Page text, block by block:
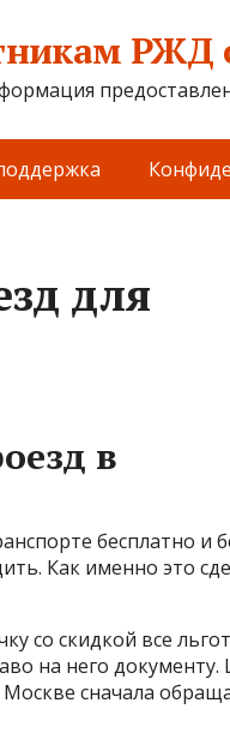
РЖД
для
в
бесплатно и
Как именно это
со скидкой все
на него
Москве сначала